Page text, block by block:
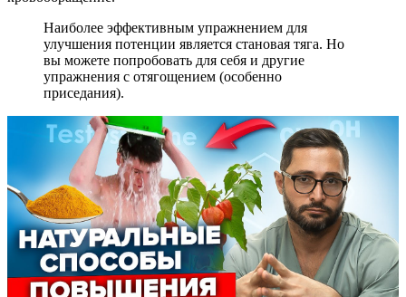
Наиболее эффективным упражнением для
улучшения потенции является становая тяга. Но
вы можете попробовать для себя и другие
упражнения с отягощением (особенно
приседания).